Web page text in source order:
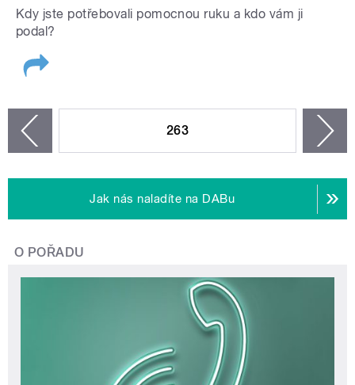
Kdy jste potřebovali pomocnou ruku a kdo vám ji
podal?
263
Jak nás naladíte na DABu
O POŘADU